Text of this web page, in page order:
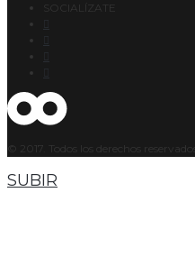
SOCIALÍZATE
© 2017. Todos los derechos reservados.
SUBIR